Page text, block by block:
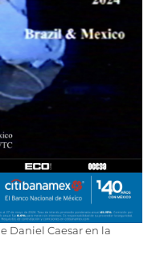
Daniel Caesar en la